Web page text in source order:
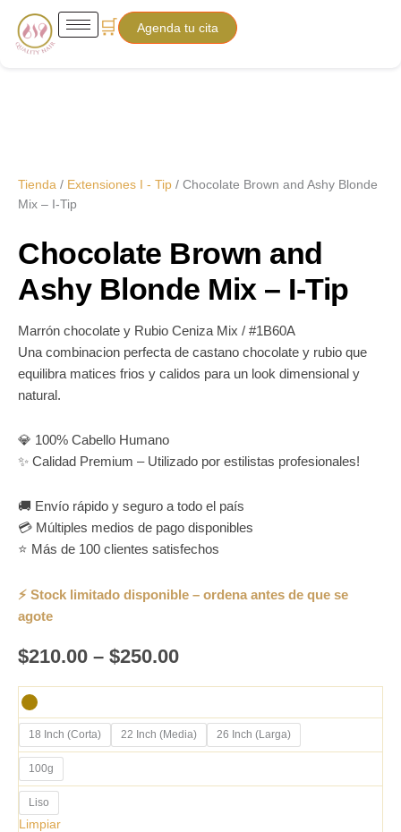
contenido
🛒 Agenda tu cita
Tienda / Extensiones I - Tip / Chocolate Brown and Ashy Blonde
Mix – I-Tip
Chocolate Brown and
Ashy Blonde Mix – I-Tip
Marrón chocolate y Rubio Ceniza Mix / #1B60A
Una combinacion perfecta de castano chocolate y rubio que
equilibra matices frios y calidos para un look dimensional y
natural.
💎 100% Cabello Humano
✨ Calidad Premium – Utilizado por estilistas profesionales!
🚚 Envío rápido y seguro a todo el país
💳 Múltiples medios de pago disponibles
⭐ Más de 100 clientes satisfechos
$210.00 – $250.00
Price
range:
18 Inch (Corta) 22 Inch (Media) 26 Inch (Larga)
100g
Liso
Limpiar
Brown
and